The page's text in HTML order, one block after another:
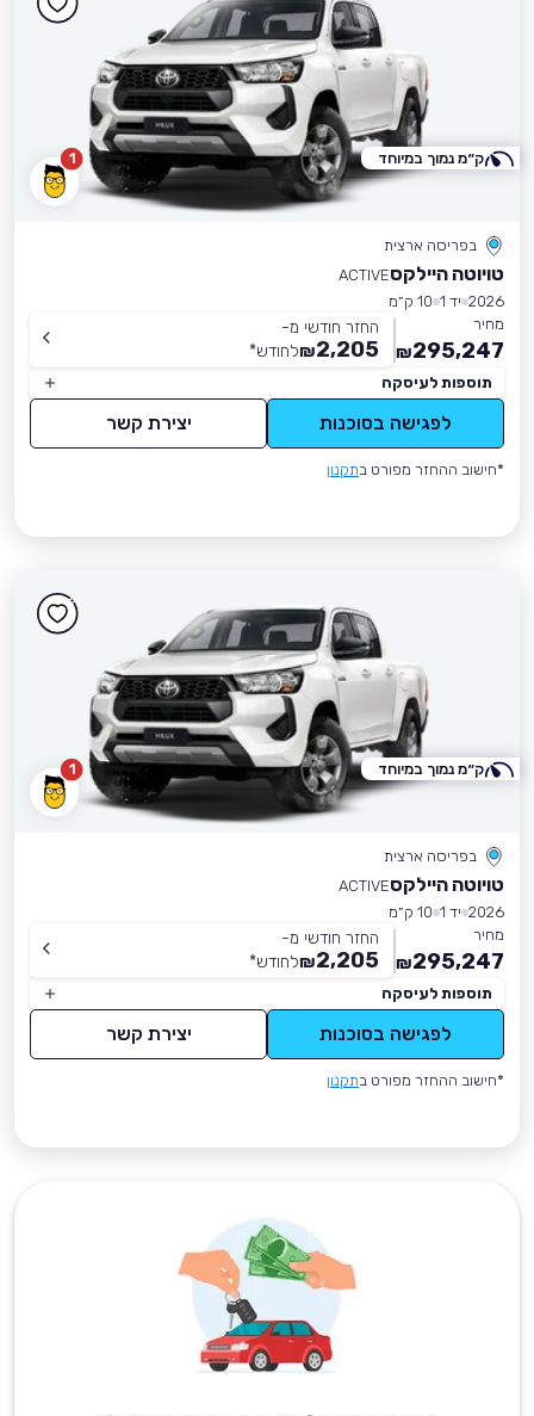
1
בפריסה ארצית
טויוטה היילקסACTIVE
2026 יד 1
10 ק״מ
מחיר
295,247
₪
החזר חודשי מ-
2,205
₪לחודש*
תוספות לעיסקה
לפגישה בסוכנות יצירת קשר
*חישוב ההחזר מפורט בתקנון
ק״מ נמוך במיוחד
1
בפריסה ארצית
טויוטה היילקסACTIVE
2026 יד 1
10 ק״מ
מחיר
295,247
₪
החזר חודשי מ-
2,205
₪לחודש*
תוספות לעיסקה
לפגישה בסוכנות יצירת קשר
*חישוב ההחזר מפורט בתקנון
ק״מ נמוך במיוחד